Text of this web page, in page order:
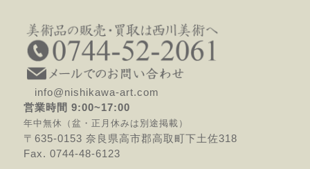
info@nishikawa-art.com
営業時間 9:00~17:00
年中無休（盆・正月休みは別途掲載）
〒635-0153 奈良県高市郡高取町下土佐318
Fax. 0744-48-6123